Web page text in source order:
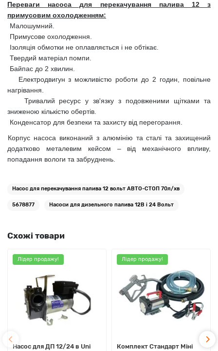
Переваги насоса для перекачування палива 12 з
примусовим охолодженням:
Малошумний.
Примусове охолодження.
Ізоляція обмотки не оплавляється і не обтікає.
Твердий матеріал помпи.
Байпас до 2 хвилин.
Електродвигун з можливістю роботи до 2 годин, повільне
нагрівання.
Тривалий ресурс у зв'язку з подовженими щітками та
зниженою кількістю обертів.
Конденсатор для безпеки та захисту від перегорання.
Корпус насоса виконаний з алюмінію та сталі та захищений
додатково металевим кейсом – від механічного впливу,
попадання вологи та забруднень.
Насос для перекачування палива 12 вольт АВТО-СТОП 70л/хв
5678877 Насоси для дизельного палива 12В і 24 Вольт
Схожі товари
Лідер продажу!
Насос для ДП 12/24 в Uni
Лідер продажу!
Комплект Стандарт Міні